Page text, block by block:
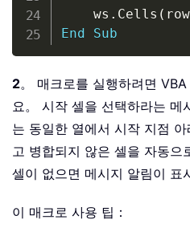
    ws
. Cells ( row
End
Sub
2。 매크로를 실행하려면 VBA
요。 시작 셀을 선택하라는 메
는 동일한 열에서 시작 지점
고 병합되지 않은 셀을 자동으
셀이 없으면 메시지 알림이 표
이 매크로 사용 팁：